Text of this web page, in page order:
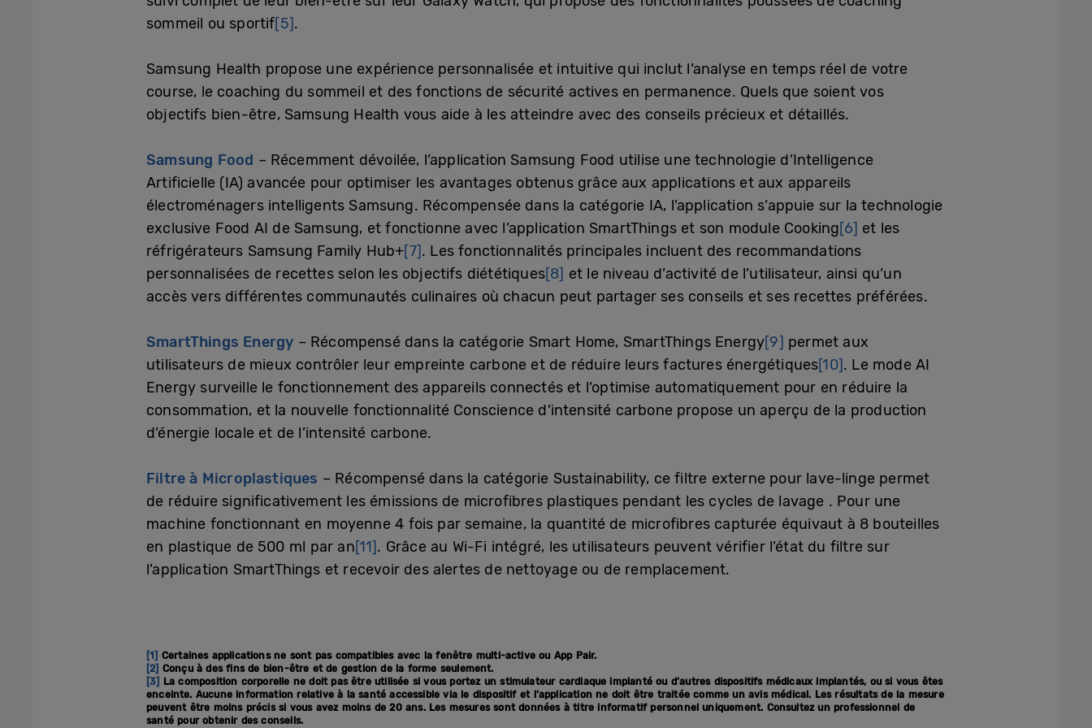
sommeil ou sportif[5].
Samsung Health propose une expérience personnalisée et intuitive qui inclut l’analyse en temps réel de votre
course, le coaching du sommeil et des fonctions de sécurité actives en permanence. Quels que soient vos
objectifs bien-être, Samsung Health vous aide à les atteindre avec des conseils précieux et détaillés.
Samsung Food – Récemment dévoilée, l’application Samsung Food utilise une technologie d’Intelligence
Artificielle (IA) avancée pour optimiser les avantages obtenus grâce aux applications et aux appareils
électroménagers intelligents Samsung. Récompensée dans la catégorie IA, l’application s’appuie sur la technologie
exclusive Food AI de Samsung, et fonctionne avec l’application SmartThings et son module Cooking[6] et les
réfrigérateurs Samsung Family Hub+[7]. Les fonctionnalités principales incluent des recommandations
personnalisées de recettes selon les objectifs diététiques[8] et le niveau d’activité de l’utilisateur, ainsi qu’un
accès vers différentes communautés culinaires où chacun peut partager ses conseils et ses recettes préférées.
SmartThings Energy – Récompensé dans la catégorie Smart Home, SmartThings Energy[9] permet aux
utilisateurs de mieux contrôler leur empreinte carbone et de réduire leurs factures énergétiques[10]. Le mode AI
Energy surveille le fonctionnement des appareils connectés et l’optimise automatiquement pour en réduire la
consommation, et la nouvelle fonctionnalité Conscience d’intensité carbone propose un aperçu de la production
d’énergie locale et de l’intensité carbone.
Filtre à Microplastiques – Récompensé dans la catégorie Sustainability, ce filtre externe pour lave-linge permet
de réduire significativement les émissions de microfibres plastiques pendant les cycles de lavage . Pour une
machine fonctionnant en moyenne 4 fois par semaine, la quantité de microfibres capturée équivaut à 8 bouteilles
en plastique de 500 ml par an[11]. Grâce au Wi-Fi intégré, les utilisateurs peuvent vérifier l’état du filtre sur
l’application SmartThings et recevoir des alertes de nettoyage ou de remplacement.
[1] Certaines applications ne sont pas compatibles avec la fenêtre multi-active ou App Pair.
[2] Conçu à des fins de bien-être et de gestion de la forme seulement.
[3] La composition corporelle ne doit pas être utilisée si vous portez un stimulateur cardiaque implanté ou d’autres dispositifs médicaux implantés, ou si vous êtes
enceinte. Aucune information relative à la santé accessible via le dispositif et l’application ne doit être traitée comme un avis médical. Les résultats de la mesure
peuvent être moins précis si vous avez moins de 20 ans. Les mesures sont données à titre informatif personnel uniquement. Consultez un professionnel de
santé pour obtenir des conseils.